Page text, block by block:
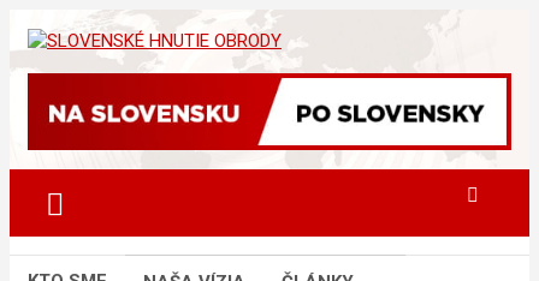
to
content
SLOVENSKÉ HNUTIE OBRODY
sho